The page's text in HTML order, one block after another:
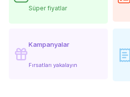
Süper fiyatlar
Kampanyalar
Fırsatları yakalayın